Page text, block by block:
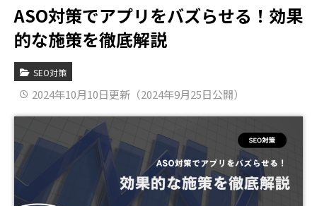
ASO対策でアプリをバズらせる！効果
的な施策を徹底解説
SEO対策
2024年10月10日更新（2024年9月25日公開）